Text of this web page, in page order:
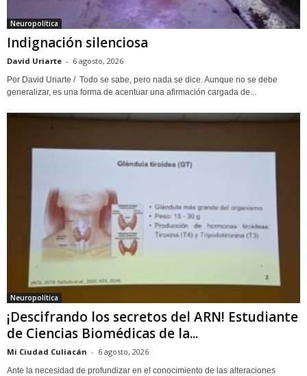
Neuropolítica
Indignación silenciosa
David Uriarte - 6 agosto, 2026
Por David Uriarte / Todo se sabe, pero nada se dice. Aunque no se debe
generalizar, es una forma de acentuar una afirmación cargada de...
Neuropolítica
¡Descifrando los secretos del ARN! Estudiante
de Ciencias Biomédicas de la...
Mi Ciudad Culiacán - 6 agosto, 2026
Ante la necesidad de profundizar en el conocimiento de las alteraciones